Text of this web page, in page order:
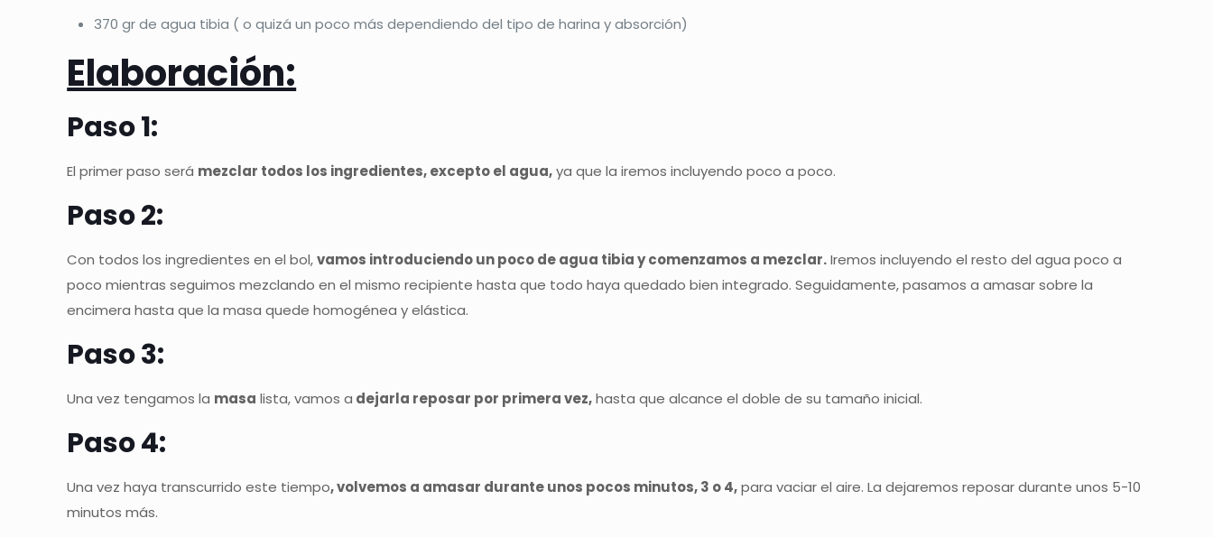
370 gr de agua tibia ( o quizá un poco más dependiendo del tipo de harina y absorción)
Elaboración:
Paso 1:
El primer paso será mezclar todos los ingredientes, excepto el agua,ya que la iremos incluyendo poco a poco.
Paso 2:
Con todos los ingredientes en el bol,vamos introduciendo un poco de agua tibia y comenzamos a mezclar.Iremos incluyendo el resto del agua poco a
poco mientras seguimos mezclando en el mismo recipiente hasta que todo haya quedado bien integrado. Seguidamente, pasamos a amasar sobre la
encimera hasta que la masa quede homogénea y elástica.
Paso 3:
Una vez tengamos la masa lista, vamos a dejarla reposar por primera vez,hasta que alcance el doble de su tamaño inicial.
Paso 4:
Una vez haya transcurrido este tiempo, volvemos a amasar durante unos pocos minutos, 3 o 4,para vaciar el aire. La dejaremos reposar durante unos 5-10
minutos más.